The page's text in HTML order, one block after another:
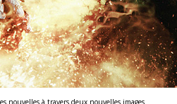
nouvelles à travers deux nouvelles images